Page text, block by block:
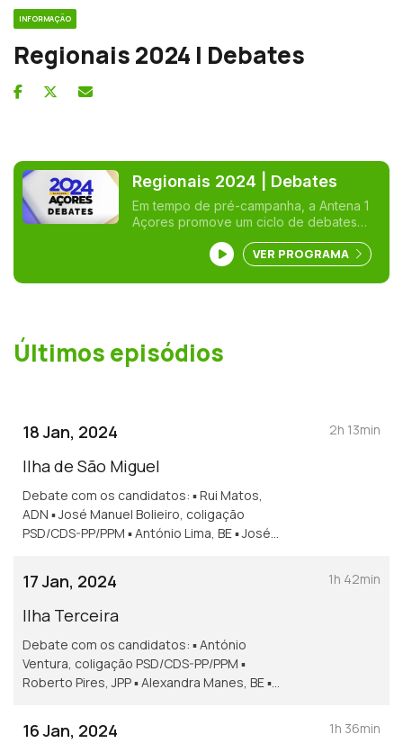
INFORMAÇÃO
Regionais 2024 | Debates
Regionais 2024 | Debates
Em tempo de pré-campanha, a Antena 1
Açores promove um ciclo de debates
círculos eleitorais de ilha, que concorrem
às Eleições Regionais de 4 de fevereiro.
Dez forças políticas disputam os 57
projetos que têm para a Região.
VER PROGRAMA
Últimos episódios
18 Jan, 2024
Ilha de São Miguel
Debate com os candidatos: ▪ Rui Matos,
ADN ▪ José Manuel Bolieiro, coligação
PSD/CDS-PP/PPM ▪ António Lima, BE ▪ José
Teixeira, CDU ▪ José Azevedo, Livre ▪ Nuno
Barata, IL
2h 13min
17 Jan, 2024
Ilha Terceira
Debate com os candidatos: ▪ António
Ventura, coligação PSD/CDS-PP/PPM ▪
Roberto Pires, JPP ▪ Alexandra Manes, BE ▪
▪ Pedro Ferreira, IL
1h 42min
16 Jan, 2024
1h 36min